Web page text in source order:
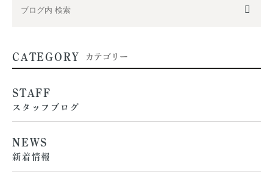
CATEGORY カテゴリー
STAFF
スタッフブログ
NEWS
新着情報